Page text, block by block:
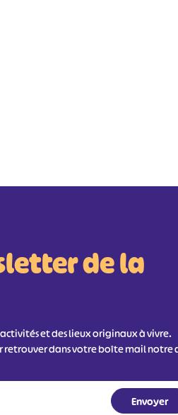
de la
et des lieux originaux à vivre.
retrouver dans votre boîte mail notre